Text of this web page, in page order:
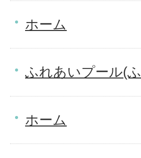
ホーム
ふれあいプール(
ホーム